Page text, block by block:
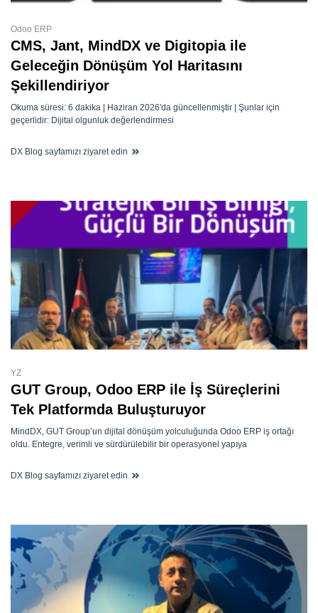
Odoo ERP
CMS, Jant, MindDX ve Digitopia ile
Geleceğin Dönüşüm Yol Haritasını
Şekillendiriyor
Okuma süresi: 6 dakika | Haziran 2026'da güncellenmiştir | Şunlar için
geçerlidir: Dijital olgunluk değerlendirmesi
DX Blog sayfamızı ziyaret edin
YZ
GUT Group, Odoo ERP ile İş Süreçlerini
Tek Platformda Buluşturuyor
MindDX, GUT Group’un dijital dönüşüm yolculuğunda Odoo ERP iş ortağı
oldu. Entegre, verimli ve sürdürülebilir bir operasyonel yapıya
DX Blog sayfamızı ziyaret edin